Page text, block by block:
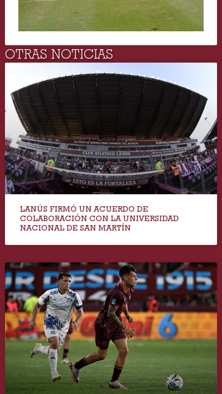
OTRAS NOTICIAS
LANÚS FIRMÓ UN ACUERDO DE
COLABORACIÓN CON LA UNIVERSIDAD
NACIONAL DE SAN MARTÍN